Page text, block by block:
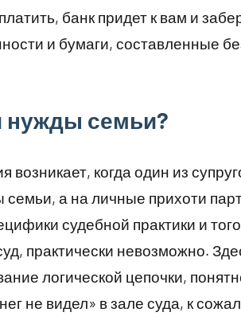
банк придет к вам и
и бумаги, составленные
нужды семьи?
когда один из
а на личные прихоти
судебной практики и
практически невозможно.
логической цепочки,
не видел» в зале суда, к